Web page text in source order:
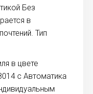
Без
в
Тип
в цвете
с Автоматика